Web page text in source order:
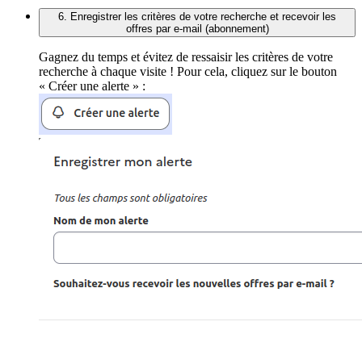
6. Enregistrer les critères de votre recherche et recevoir les
offres par e-mail (abonnement)
Gagnez du temps et évitez de ressaisir les critères de votre
recherche à chaque visite ! Pour cela, cliquez sur le bouton
« Créer une alerte » :